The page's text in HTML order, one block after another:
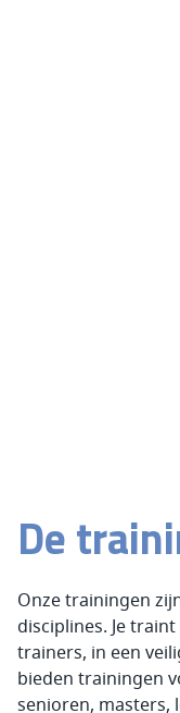
De
Onze trainingen
disciplines. Je
trainers, in een
bieden trainingen
senioren, masters,